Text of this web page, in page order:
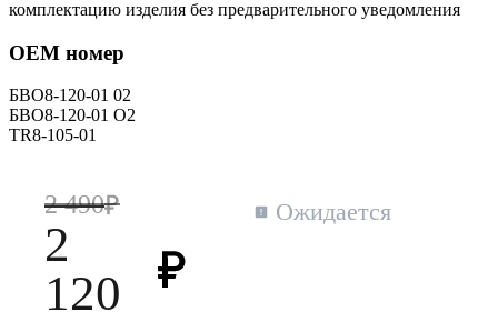
комплектацию изделия без предварительного уведомления
OEM номер
БВО8-120-01 02
БВО8-120-01 О2
TR8-105-01
2 490
2
120
Ожидается